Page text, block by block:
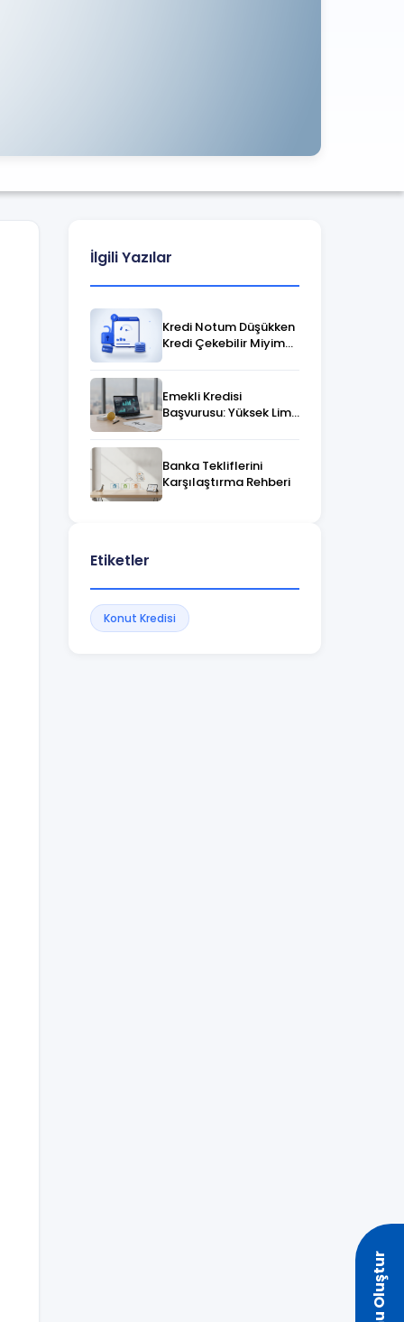
İlgili Yazılar
Kredi Notum Düşükken
Kredi Çekebilir Miyim?
Emekli Kredisi
Başvurusu: Yüksek Limit
Banka Tekliflerini
Karşılaştırma Rehberi
Etiketler
Konut Kredisi